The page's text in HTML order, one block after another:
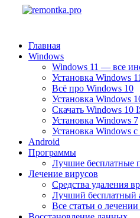
Главная
Windows
Windows 11 — все
Установка Windows 11
Всё про Windows 10
Установка Windows
Скачать Windows 10
Установка Windows 7
Установка Windows
Android
Программы
Лучшие бесплатные
Лечение вирусов
Средства удаления
Лучший бесплатный
Все статьи о